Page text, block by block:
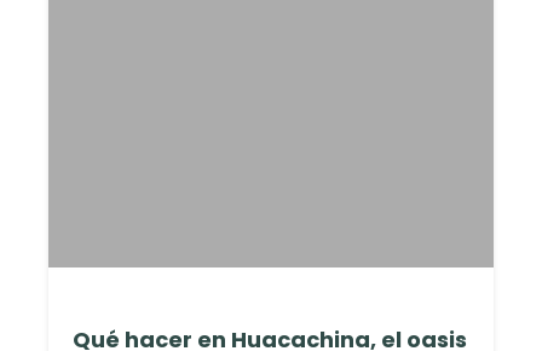
Qué hacer en Huacachina, el oasis